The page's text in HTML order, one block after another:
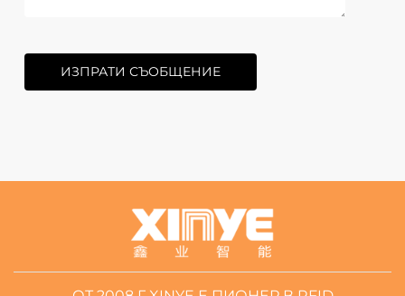
ИЗПРАТИ СЪОБЩЕНИЕ